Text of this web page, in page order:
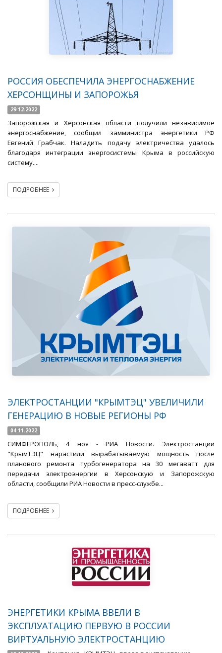
РОССИЯ ОБЕСПЕЧИЛА ЭНЕРГОСНАБЖЕНИЕ
ХЕРСОНЩИНЫ И ЗАПОРОЖЬЯ
29.12.2022
Запорожская и Херсонская области получили независимое
энергоснабжение, сообщил замминистра энергетики РФ
Евгений Грабчак. Наладить подачу электричества удалось
благодаря интеграции энергосистемы Крыма в российскую
систему....
ПОДРОБНЕЕ
ЭЛЕКТРОСТАНЦИИ "КРЫМТЭЦ" УВЕЛИЧИЛИ
ГЕНЕРАЦИЮ В НОВЫЕ РЕГИОНЫ РФ
04.11.2022
СИМФЕРОПОЛЬ, 4 ноя - РИА Новости. Электростанции
"КрымТЭЦ" нарастили вырабатываемую мощность после
планового ремонта турбогенератора на 30 мегаватт для
передачи электроэнергии в Херсонскую и Запорожскую
области, сообщили РИА Новости в пресс-службе...
ПОДРОБНЕЕ
ЭНЕРГЕТИКИ КРЫМА ВВЕЛИ В
ЭКСПЛУАТАЦИЮ ПЕРВУЮ В РОССИИ
ВИРТУАЛЬНУЮ ЭЛЕКТРОСТАНЦИЮ